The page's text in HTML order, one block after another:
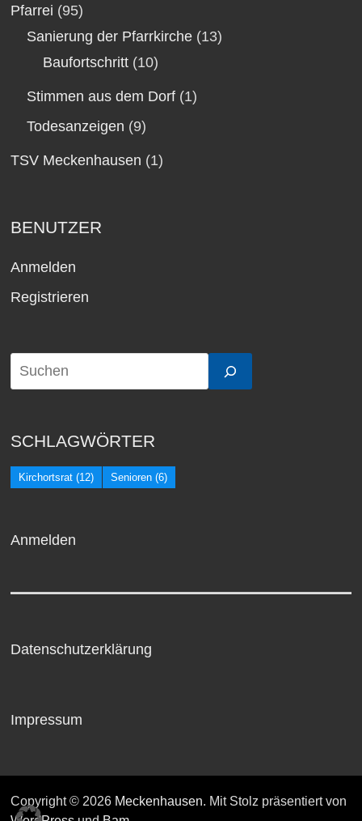
Pfarrei (95)
Sanierung der Pfarrkirche (13)
Baufortschritt (10)
Stimmen aus dem Dorf (1)
Todesanzeigen (9)
TSV Meckenhausen (1)
BENUTZER
Anmelden
Registrieren
SCHLAGWÖRTER
Kirchortsrat (12) Senioren (6)
Anmelden
Datenschutzerklärung
Impressum
Copyright © 2026 Meckenhausen. Mit Stolz präsentiert von